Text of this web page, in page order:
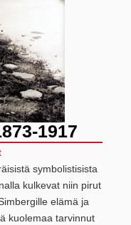
1917
symbolistisista
kulkevat niin pirut
elämä ja
kuolemaa tarvinnut